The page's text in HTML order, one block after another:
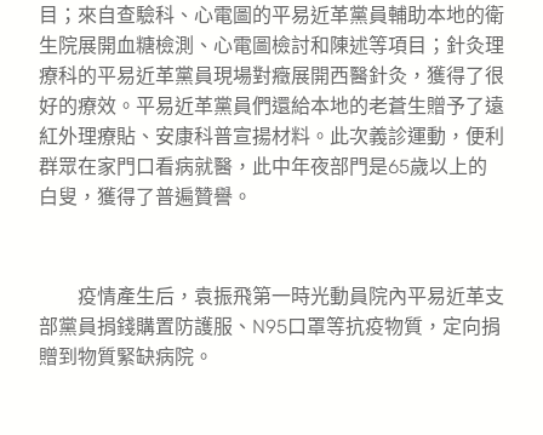
目；來自查驗科、心電圖的平易近革黨員輔助本地的衛
生院展開血糖檢測、心電圖檢討和陳述等項目；針灸理
療科的平易近革黨員現場對癥展開西醫針灸，獲得了很
好的療效。平易近革黨員們還給本地的老蒼生贈予了遠
紅外理療貼、安康科普宣揚材料。此次義診運動，便利
群眾在家門口看病就醫，此中年夜部門是65歲以上的
白叟，獲得了普遍贊譽。
疫情產生后，袁振飛第一時光動員院內平易近革支
部黨員捐錢購置防護服、N95口罩等抗疫物質，定向捐
贈到物質緊缺病院。